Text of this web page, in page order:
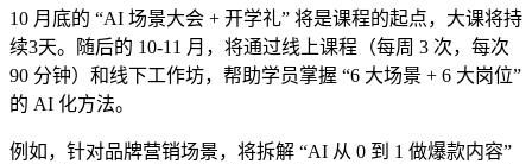
10 月底的 “AI 场景大会 + 开学礼” 将是课程的起点，大课将持
续3天。随后的 10-11 月，将通过线上课程（每周 3 次，每次
90 分钟）和线下工作坊，帮助学员掌握 “6 大场景 + 6 大岗位”
的 AI 化方法。
例如，针对品牌营销场景，将拆解 “AI 从 0 到 1 做爆款内容”